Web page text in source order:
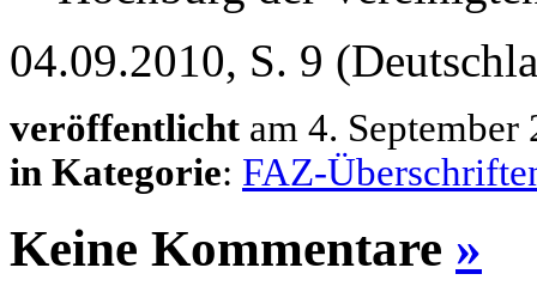
04.09.2010, S. 9
veröffentlicht am 4.
in Kategorie: FAZ-
Keine Kommentare »